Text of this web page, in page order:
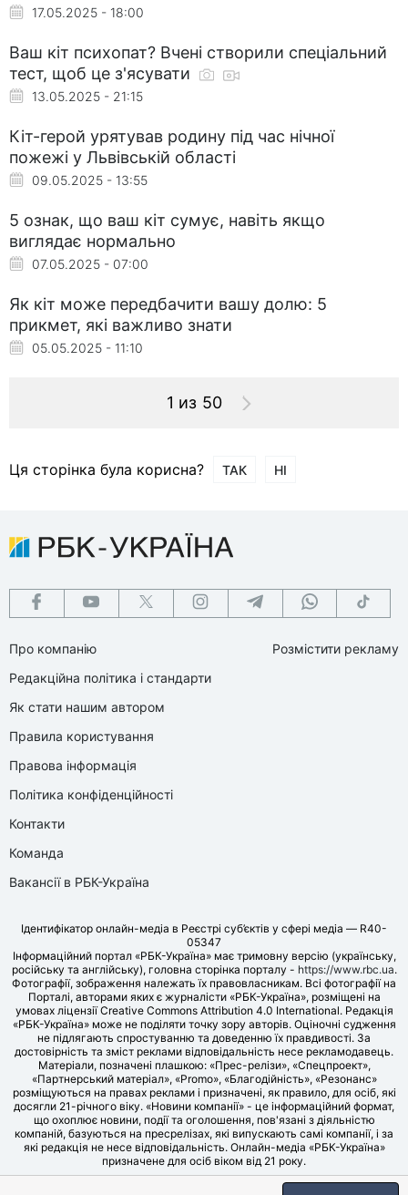
17.05.2025 - 18:00
Ваш кіт психопат? Вчені створили спеціальний
тест, щоб це з'ясувати
13.05.2025 - 21:15
Кіт-герой урятував родину під час нічної
пожежі у Львівській області
09.05.2025 - 13:55
5 ознак, що ваш кіт сумує, навіть якщо
виглядає нормально
07.05.2025 - 07:00
Як кіт може передбачити вашу долю: 5
прикмет, які важливо знати
05.05.2025 - 11:10
1 из 50
Ця сторінка була корисна? ТАК НІ
Про компанію
Редакційна політика і стандарти
Як стати нашим автором
Правила користування
Правова інформація
Політика конфіденційності
Контакти
Команда
Вакансії в РБК-Україна
Розмістити рекламу
Ідентифікатор онлайн-медіа в Реєстрі суб’єктів у сфері медіа — R40-
05347
Інформаційний портал «РБК-Україна» має тримовну версію (українську,
російську та англійську), головна сторінка порталу - https://www.rbc.ua.
Фотографії, зображення належать їх правовласникам. Всі фотографії на
Порталі, авторами яких є журналісти «РБК-Україна», розміщені на
умовах ліцензії Creative Commons Attribution 4.0 International. Редакція
«РБК-Україна» може не поділяти точку зору авторів. Оціночні судження
не підлягають спростуванню та доведенню їх правдивості. За
достовірність та зміст реклами відповідальність несе рекламодавець.
Матеріали, позначені плашкою: «Прес-релізи», «Спецпроект»,
«Партнерський матеріал», «Promo», «Благодійність», «Резонанс»
розміщуються на правах реклами і призначені, як правило, для осіб, які
досягли 21-річного віку. «Новини компанії» - це інформаційний формат,
що охоплює новини, події та оголошення, пов'язані з діяльністю
компаній, базуються на пресрелізах, які випускають самі компанії, і за
які редакція не несе відповідальність. Онлайн-медіа «РБК-Україна»
призначене для осіб віком від 21 року.
© LLC «UBT MEDIA», 2006-2026.